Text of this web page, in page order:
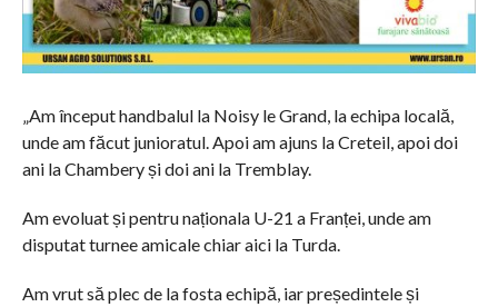
„Am început handbalul la Noisy le Grand, la echipa locală,
unde am făcut junioratul. Apoi am ajuns la Creteil, apoi doi
ani la Chambery și doi ani la Tremblay.
Am evoluat și pentru naționala U-21 a Franței, unde am
disputat turnee amicale chiar aici la Turda.
Am vrut să plec de la fosta echipă, iar președintele și